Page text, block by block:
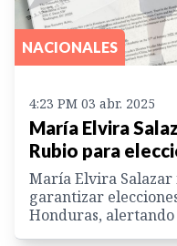
NACIONALES
4:23 PM 03 abr. 2025
María Elvira
Rubio para
María Elvira Salazar
garantizar
Honduras,